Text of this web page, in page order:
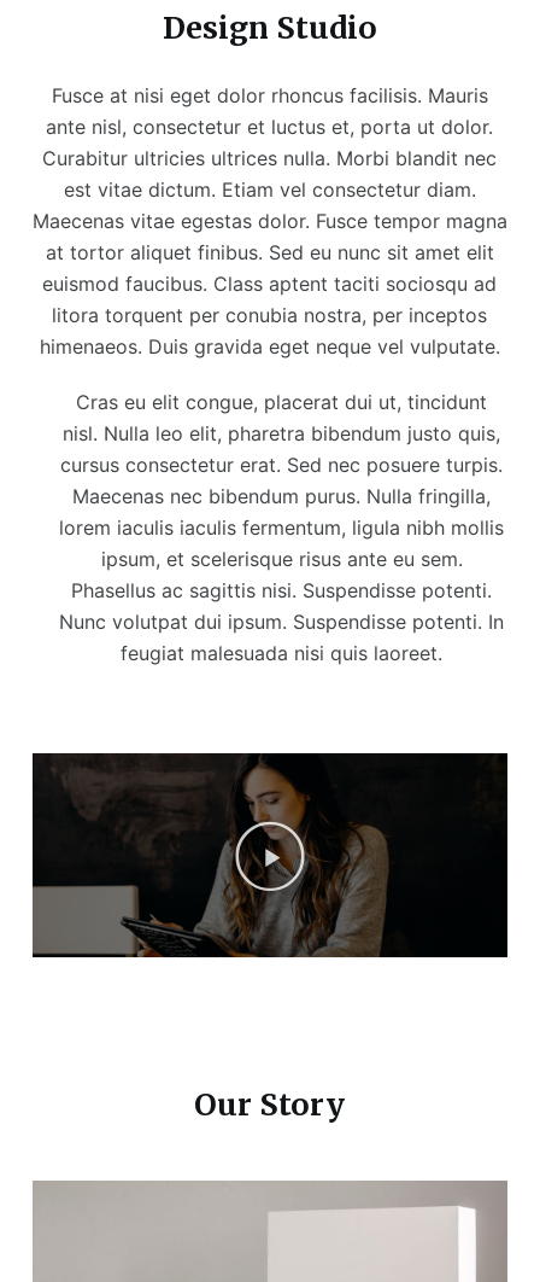
Design Studio
Fusce at nisi eget dolor rhoncus facilisis. Mauris
ante nisl, consectetur et luctus et, porta ut dolor.
Curabitur ultricies ultrices nulla. Morbi blandit nec
est vitae dictum. Etiam vel consectetur diam.
Maecenas vitae egestas dolor. Fusce tempor magna
at tortor aliquet finibus. Sed eu nunc sit amet elit
euismod faucibus. Class aptent taciti sociosqu ad
litora torquent per conubia nostra, per inceptos
himenaeos. Duis gravida eget neque vel vulputate.
Cras eu elit congue, placerat dui ut, tincidunt
nisl. Nulla leo elit, pharetra bibendum justo quis,
cursus consectetur erat. Sed nec posuere turpis.
Maecenas nec bibendum purus. Nulla fringilla,
lorem iaculis iaculis fermentum, ligula nibh mollis
ipsum, et scelerisque risus ante eu sem.
Phasellus ac sagittis nisi. Suspendisse potenti.
Nunc volutpat dui ipsum. Suspendisse potenti. In
feugiat malesuada nisi quis laoreet.
Our Story